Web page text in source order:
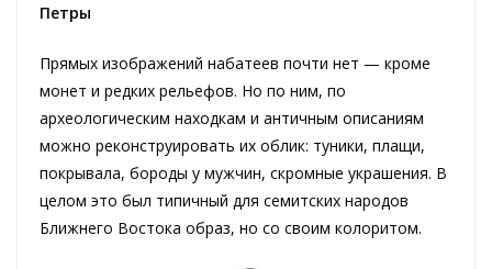
Петры
Прямых изображений набатеев почти нет — кроме
монет и редких рельефов. Но по ним, по
археологическим находкам и античным описаниям
можно реконструировать их облик: туники, плащи,
покрывала, бороды у мужчин, скромные украшения. В
целом это был типичный для семитских народов
Ближнего Востока образ, но со своим колоритом.